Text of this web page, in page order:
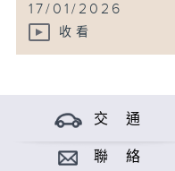
17/01/2026
收看
交 通
聯 絡